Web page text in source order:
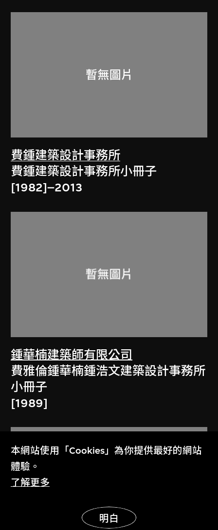
費鍾建築設計事務所
費鍾建築設計事務所小冊子
[1982]–2013
鍾華楠建築師有限公司
費雅倫鍾華楠鍾浩文建築設計事務所
小冊子
[1989]
本網站使用「Cookies」為你提供最好的網站
體驗。
了解更多
明白
展示更多